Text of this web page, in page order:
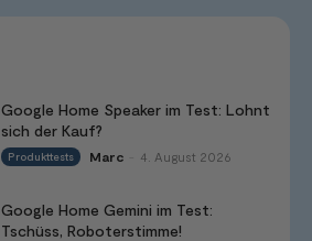
Google Home Speaker im Test: Lohnt
sich der Kauf?
Produkttests Marc 4. August 2026
Google Home Gemini im Test:
Tschüss, Roboterstimme!